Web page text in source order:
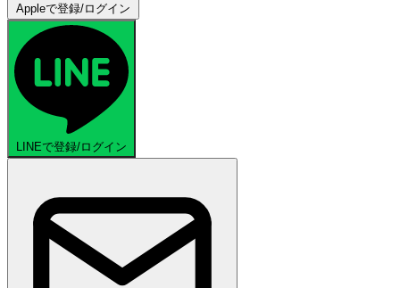
Appleで登録/ログイン
LINEで登録/ログイン